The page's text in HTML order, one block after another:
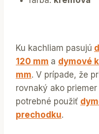
Ku kachliam pasujú
120 mm a dymové
mm. V prípade, že
rovnaký ako
potrebné použiť
prechodku.